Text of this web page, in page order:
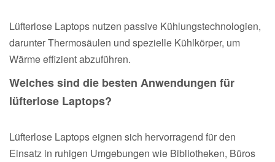
Lüfterlose Laptops nutzen passive Kühlungstechnologien,
darunter Thermosäulen und spezielle Kühlkörper, um
Wärme effizient abzuführen.
Welches sind die besten Anwendungen für
lüfterlose Laptops?
Lüfterlose Laptops eignen sich hervorragend für den
Einsatz in ruhigen Umgebungen wie Bibliotheken, Büros